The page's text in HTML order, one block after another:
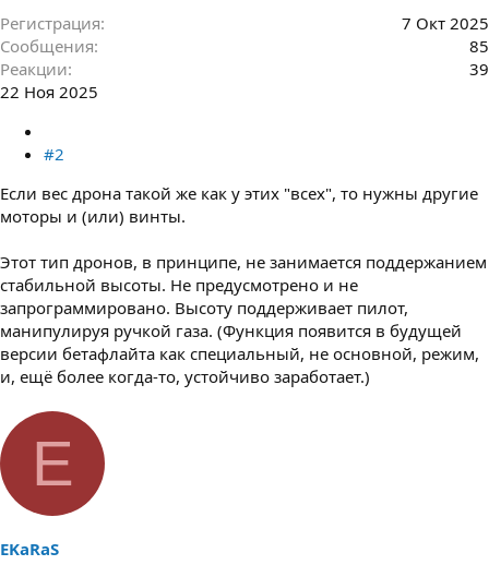
Регистрация
7 Окт 2025
Сообщения
85
Реакции
39
22 Ноя 2025
#2
Если вес дрона такой же как у этих "всех", то нужны другие
моторы и (или) винты.
Этот тип дронов, в принципе, не занимается поддержанием
стабильной высоты. Не предусмотрено и не
запрограммировано. Высоту поддерживает пилот,
манипулируя ручкой газа. (Функция появится в будущей
версии бетафлайта как специальный, не основной, режим,
и, ещё более когда-то, устойчиво заработает.)
E
EKaRaS